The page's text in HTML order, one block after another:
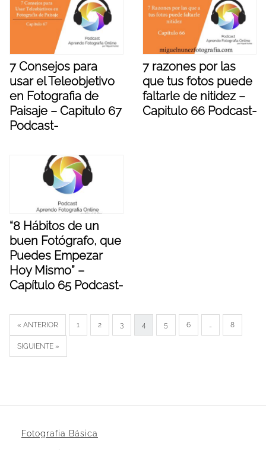
7 Consejos para
usar el Teleobjetivo
en Fotografia de
Paisaje – Capitulo 67
Podcast-
7 razones por las
que tus fotos puede
faltarle de nitidez –
Capitulo 66 Podcast-
“8 Hábitos de un
buen Fotógrafo, que
Puedes Empezar
Hoy Mismo” –
Capítulo 65 Podcast-
« ANTERIOR 1 2 3 4 5 6 8
SIGUIENTE »
Fotografia Básica